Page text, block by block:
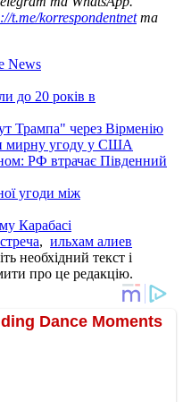
t.me/korrespondentnetта
News
до 20 років в
Трампа" через Вірменію
мирну угоду у США
РФ втрачає Південний
угоди між
Карабасі
, ильхам алиев
необхідний текст і
про це редакцію.